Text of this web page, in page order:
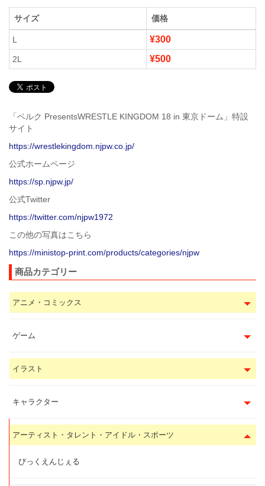
サイズ 価格
L ¥300
2L ¥500
「ベルク PresentsWRESTLE KINGDOM 18 in 東京ドーム」特設
サイト
https://wrestlekingdom.njpw.co.jp/
公式ホームページ
https://sp.njpw.jp/
公式Twitter
https://twitter.com/njpw1972
この他の写真はこちら
https://ministop-print.com/products/categories/njpw
商品カテゴリー
アニメ・コミックス
ゲーム
イラスト
キャラクター
アーティスト・タレント・アイドル・スポーツ
びっくえんじぇる